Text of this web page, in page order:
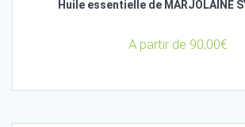
Huile essentielle de MARJOLAINE
A partir de 90,00€